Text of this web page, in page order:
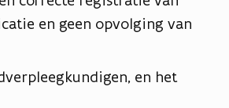
en geen opvolging van
en het